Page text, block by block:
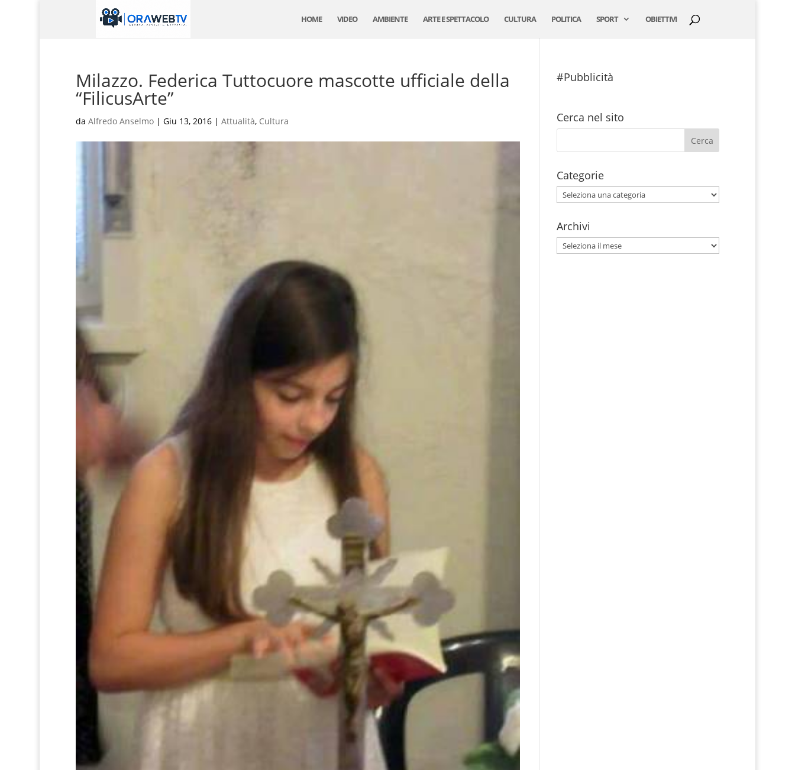
HOME VIDEO AMBIENTE ARTE E SPETTACOLO CULTURA POLITICA SPORT OBIETTIVI
Milazzo. Federica Tuttocuore mascotte ufficiale della
“FilicusArte”
da Alfredo Anselmo| Giu 13, 2016| Attualità, Cultura
#Pubblicità
Cerca nel sito
Categorie
Categorie
Archivi
Archivi